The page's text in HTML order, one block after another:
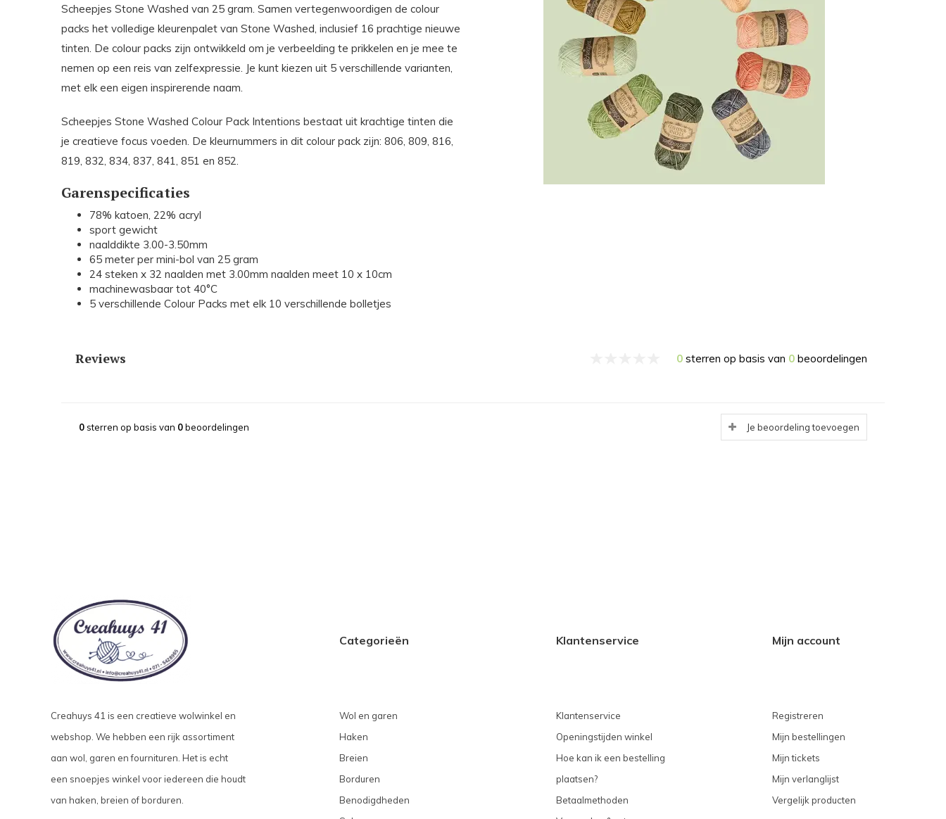
Scheepjes Stone Washed van 25 gram. Samen vertegenwoordigen de colour
packs het volledige kleurenpalet van Stone Washed, inclusief 16 prachtige nieuwe
tinten. De colour packs zijn ontwikkeld om je verbeelding te prikkelen en je mee te
nemen op een reis van zelfexpressie. Je kunt kiezen uit 5 verschillende varianten,
met elk een eigen inspirerende naam.
Scheepjes Stone Washed Colour Pack Intentions bestaat uit krachtige tinten die
je creatieve focus voeden. De kleurnummers in dit colour pack zijn: 806, 809, 816,
819, 832, 834, 837, 841, 851 en 852.
Garenspecificaties
78% katoen, 22% acryl
sport gewicht
naalddikte 3.00-3.50mm
65 meter per mini-bol van 25 gram
24 steken x 32 naalden met 3.00mm naalden meet 10 x 10cm
machinewasbaar tot 40°C
5 verschillende Colour Packs met elk 10 verschillende bolletjes
Reviews 0 sterren op basis van 0 beoordelingen
0sterren op basis van 0beoordelingen Je beoordeling toevoegen
Creahuys 41 is een creatieve wolwinkel en
webshop. We hebben een rijk assortiment
aan wol, garen en fournituren. Het is echt
een snoepjes winkel voor iedereen die houdt
van haken, breien of borduren.
Categorieën
Wol en garen
Haken
Breien
Borduren
Benodigdheden
Klantenservice
Klantenservice
Openingstijden winkel
Hoe kan ik een bestelling
plaatsen?
Betaalmethoden
Mijn account
Registreren
Mijn bestellingen
Mijn tickets
Mijn verlanglijst
Vergelijk producten